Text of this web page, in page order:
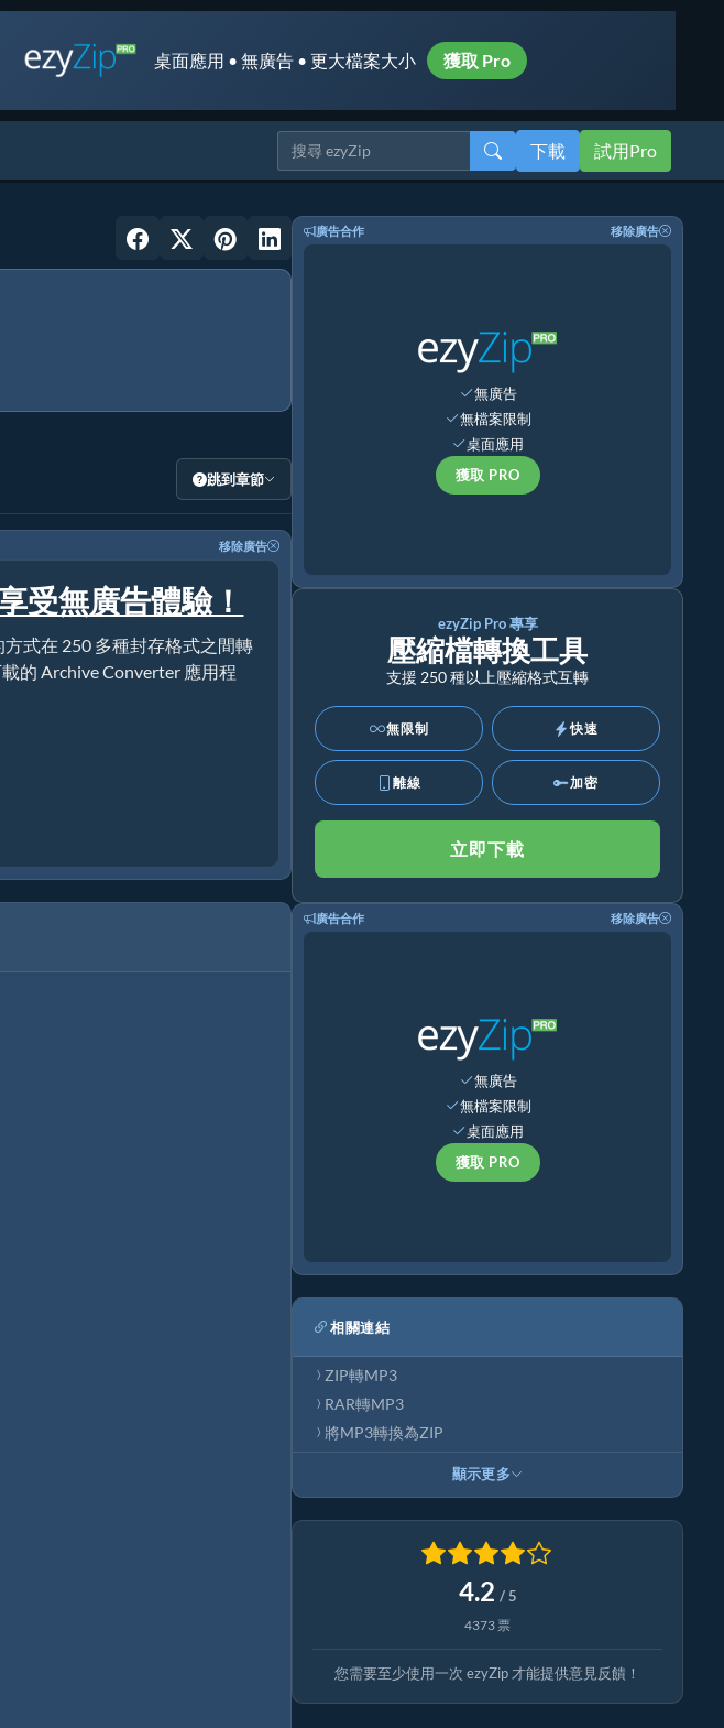
桌面應用 • 無廣告 • 更大檔案大小 獲取 Pro
下載 試用Pro
跳到章節
移除廣告
受無廣告體驗！
方式在 250 多種封存格式之間轉
的 Archive Converter 應用程
廣告合作 移除廣告
無廣告
無檔案限制
桌面應用
獲取 PRO
ezyZip Pro 專享
壓縮檔轉換工具
支援 250 種以上壓縮格式互轉
無限制 快速
離線 加密
立即下載
廣告合作 移除廣告
無廣告
無檔案限制
桌面應用
獲取 PRO
相關連結
ZIP轉MP3
RAR轉MP3
將MP3轉換為ZIP
顯示更多
4.2 / 5
4373 票
您需要至少使用一次 ezyZip 才能提供意見反饋！